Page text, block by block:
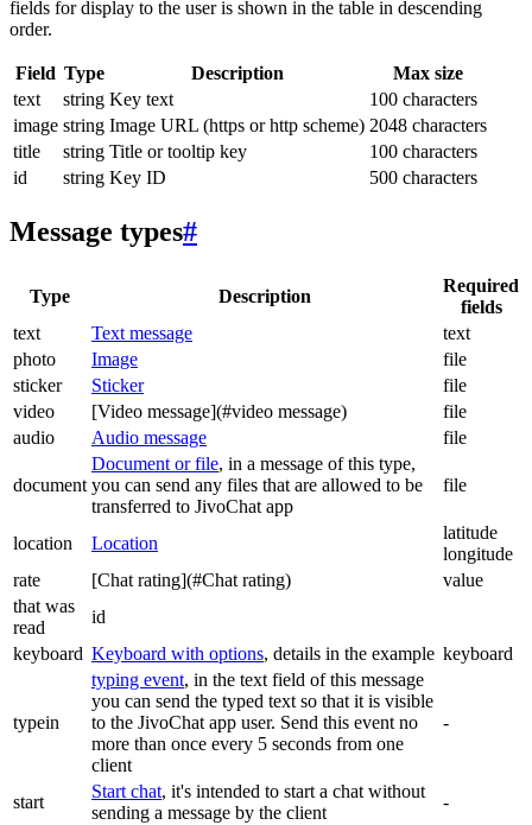
fields for display to the user is shown in the table in descending
order.
Field Type Description
Max size
text
string Key text
100 characters
image string Image URL (https or http scheme) 2048 characters
title
string Title or tooltip key
100 characters
id
string Key ID 500 characters
Message types#
Type Description
Required
fields
text
Text message
text
photo
Image
file
sticker
Sticker
file
video
[Video message](#video message)
file
audio
Audio message file
document
Document or file, in a message of this type,
you can send any files that are allowed to be
transferred to JivoChat app
file
location Location
latitude
longitude
rate
[Chat rating](#Chat rating)
value
that was
read
id
keyboard Keyboard with options, details in the example keyboard
typein
typing event, in the text field of this message
you can send the typed text so that it is visible
to the JivoChat app user. Send this event no
more than once every 5 seconds from one
client
-
start
Start chat, it's intended to start a chat without
sending a message by the client
-